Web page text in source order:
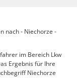
nach - Niechorze -
im Bereich Lkw
Ergebnis für Ihre
Niechorze